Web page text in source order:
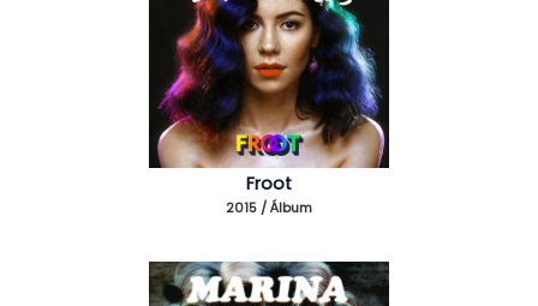
Froot
2015 / Álbum